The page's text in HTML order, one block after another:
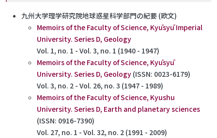
九州大学理学研究院地球惑星科学部門の紀要 (欧文)
Memoirs of the Faculty of Science, Kyūsyū Imperial
University. Series D, Geology
Vol. 1, no. 1 - Vol. 3, no. 1 (1940 - 1947)
Memoirs of the Faculty of Science, Kyūsyū
University. Series D, Geology (ISSN: 0023-6179)
Vol. 3, no. 2 - Vol. 26, no. 3 (1947 - 1989)
Memoirs of the Faculty of Science, Kyushu
University. Series D, Earth and planetary sciences
(ISSN: 0916-7390)
Vol. 27, no. 1 - Vol. 32, no. 2 (1991 - 2009)